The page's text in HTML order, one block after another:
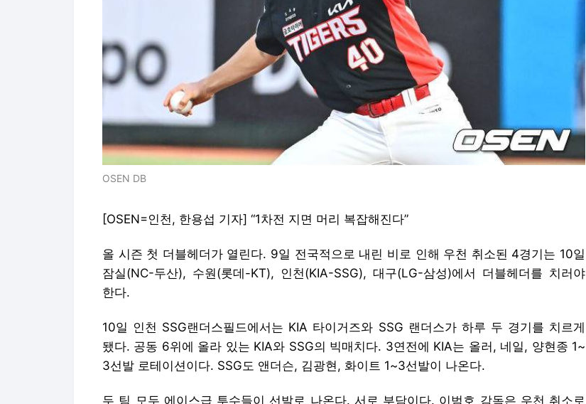
OSEN DB
[OSEN=인천, 한용섭 기자] “1차전 지면 머리 복잡해진다”
올 시즌 첫 더블헤더가 열린다. 9일 전국적으로 내린 비로 인해 우천 취소된 4경기는 10일
잠실(NC-두산), 수원(롯데-KT), 인천(KIA-SSG), 대구(LG-삼성)에서 더블헤더를 치러야
한다.
10일 인천 SSG랜더스필드에서는 KIA 타이거즈와 SSG 랜더스가 하루 두 경기를 치르게
됐다. 공동 6위에 올라 있는 KIA와 SSG의 빅매치다. 3연전에 KIA는 올러, 네일, 양현종 1~
3선발 로테이션이다. SSG도 앤더슨, 김광현, 화이트 1~3선발이 나온다.
두 팀 모두 에이스급 투수들이 선발로 나온다. 서로 부담이다. 이범호 감독은 우천 취소로